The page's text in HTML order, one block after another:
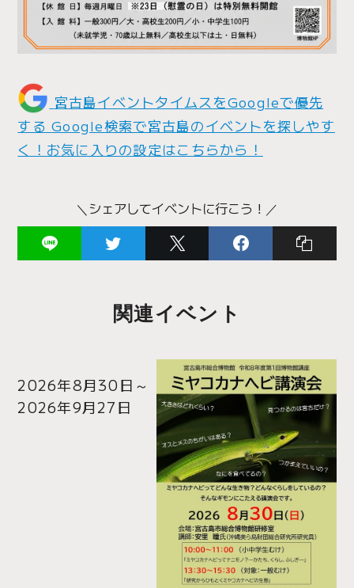
宮古島イベントタイムスをGoogleで優先
するGoogle検索で宮古島のイベントを探しやす
く！お気に入りの設定はこちらから！
＼シェアしてイベントに行こう！／
関連イベント
2026年8月30日 ～
2026年9月27日